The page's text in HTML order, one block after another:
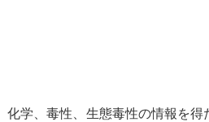
学、毒性、生態毒性の情報を得